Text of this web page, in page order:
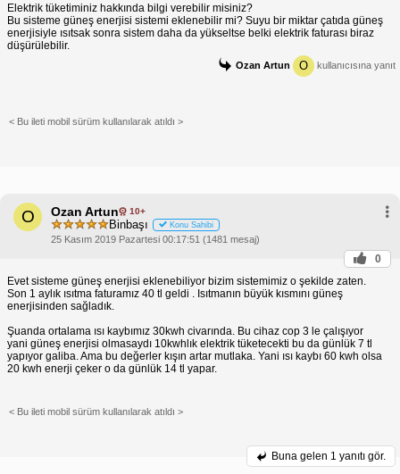
Elektrik tüketiminiz hakkında bilgi verebilir misiniz?
Bu sisteme güneş enerjisi sistemi eklenebilir mi? Suyu bir miktar çatıda güneş
enerjisiyle ısıtsak sonra sistem daha da yükseltse belki elektrik faturası biraz
düşürülebilir.
Ozan Artun O kullanıcısına yanıt
< Bu ileti mobil sürüm kullanılarak atıldı >
O Ozan Artun 10+
Binbaşı Konu Sahibi
25 Kasım 2019 Pazartesi 00:17:51 (1481 mesaj)
0
Evet sisteme güneş enerjisi eklenebiliyor bizim sistemimiz o şekilde zaten.
Son 1 aylık ısıtma faturamız 40 tl geldi . Isıtmanın büyük kısmını güneş
enerjisinden sağladık.
Şuanda ortalama ısı kaybımız 30kwh civarında. Bu cihaz cop 3 le çalışıyor
yani güneş enerjisi olmasaydı 10kwhlık elektrik tüketecekti bu da günlük 7 tl
yapıyor galiba. Ama bu değerler kışın artar mutlaka. Yani ısı kaybı 60 kwh olsa
20 kwh enerji çeker o da günlük 14 tl yapar.
< Bu ileti mobil sürüm kullanılarak atıldı >
Buna gelen 1 yanıtı gör.